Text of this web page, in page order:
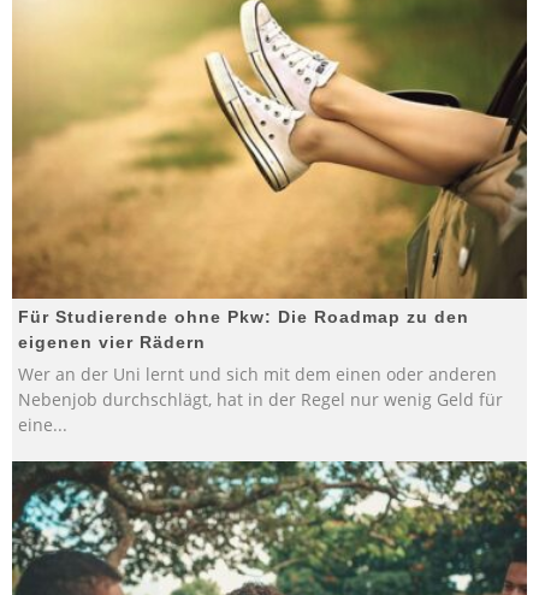
Für Studierende ohne Pkw: Die Roadmap zu den
eigenen vier Rädern
Wer an der Uni lernt und sich mit dem einen oder anderen
Nebenjob durchschlägt, hat in der Regel nur wenig Geld für
eine...